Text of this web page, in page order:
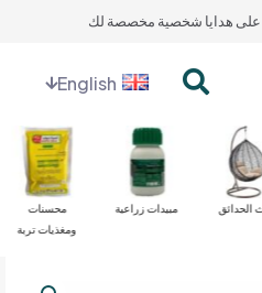
على هدايا شخصية مخصصة لك
English
محسنات
ومغذيات تربة
مبيدات زراعية الحدائق